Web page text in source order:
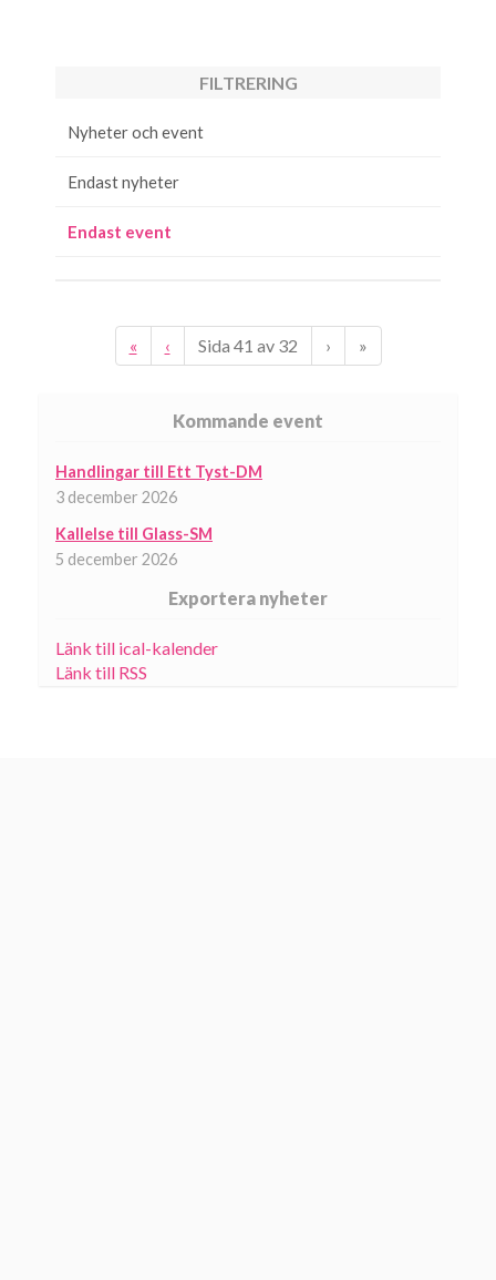
FILTRERING
Nyheter och event
Endast nyheter
Endast event
« ‹ Sida 41 av 32 › »
Kommande event
Handlingar till Ett Tyst-DM
3 december 2026
Kallelse till Glass-SM
5 december 2026
Exportera nyheter
Länk till ical-kalender
Länk till RSS